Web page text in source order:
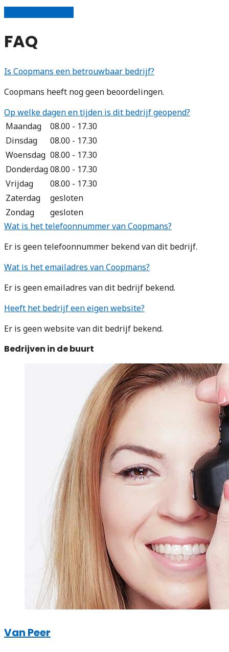
FAQ
Is Coopmans een betrouwbaar bedrijf?
Coopmans heeft nog geen beoordelingen.
Op welke dagen en tijden is dit bedrijf geopend?
Maandag
08.00 - 17.30
Dinsdag
08.00 - 17.30
Woensdag 08.00 - 17.30
Donderdag08.00 - 17.30
Vrijdag
08.00 - 17.30
Zaterdag
gesloten
Zondag
gesloten
Wat is het telefoonnummer van Coopmans?
Er is geen telefoonnummer bekend van dit bedrijf.
Wat is het emailadres van Coopmans?
Er is geen emailadres van dit bedrijf bekend.
Heeft het bedrijf een eigen website?
Er is geen website van dit bedrijf bekend.
Bedrijven in de buurt
Van Peer